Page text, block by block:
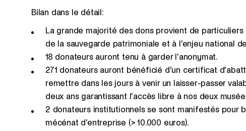
Bilan dans le détail:
La grande majorité des dons provient de particuliers
de la sauvegarde patrimoniale et à l’enjeu national
18 donateurs auront tenu à garder l’anonymat.
271 donateurs auront bénéficié d’un certificat
remettre dans les jours à venir un laisser-passer
deux ans garantissant l’accès libre à nos deux
2 donateurs institutionnels se sont manifestés pour
mécénat d’entreprise (> 10.000 euros).